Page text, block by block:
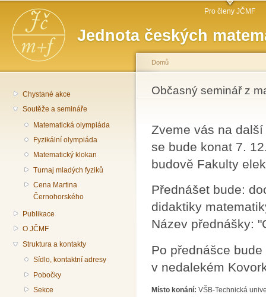
Jednota českých
Hlavní menu Pro členy JČMF
Chystané akce
Soutěže a semináře
Matematická olympiáda
Fyzikální olympiáda
Matematický klokan
Turnaj mladých fyziků
Cena Martina
Černohorského
Publikace
O JČMF
Struktura a kontakty
Sídlo, kontaktní adresy
Pobočky
Sekce
Jste zde
Domů
Občasný seminář z
Zveme vás na
se bude konat 7.
budově Fakulty
Přednášet bude:
didaktiky
Název přednášky:
Po přednášce
v nedalekém
Místo konání: VŠB-Technická